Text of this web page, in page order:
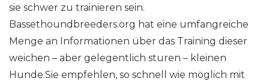
sie schwer zu trainieren sein.
Bassethoundbreeders.org hat eine umfangreiche
Menge an Informationen über das Training dieser
weichen – aber gelegentlich sturen – kleinen
Hunde.Sie empfehlen, so schnell wie möglich mit